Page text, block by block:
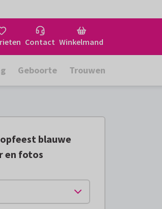
Contact Winkelmand
Geboorte Trouwen
blauwe
en fotos